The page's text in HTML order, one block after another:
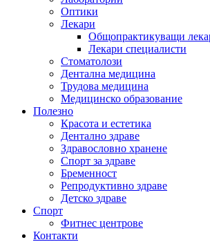
Оптики
Лекари
Общопрактикуващи
Лекари специалисти
Стоматолози
Дентална медицина
Трудова медицина
Медицинско образование
Полезно
Красота и естетика
Дентално здраве
Здравословно хранене
Спорт за здраве
Бременност
Репродуктивно здраве
Детско здраве
Спорт
Фитнес центрове
Контакти